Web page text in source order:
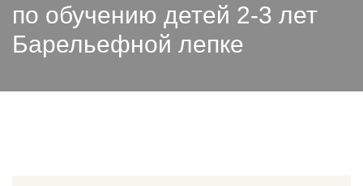
по обучению детей 2-3 лет
Барельефной лепке